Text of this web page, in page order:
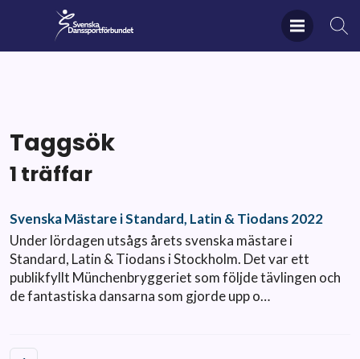
Taggsök
1 träffar
Svenska Mästare i Standard, Latin & Tiodans 2022
Under lördagen utsågs årets svenska mästare i
Standard, Latin & Tiodans i Stockholm. Det var ett
publikfyllt Münchenbryggeriet som följde tävlingen och
de fantastiska dansarna som gjorde upp o…